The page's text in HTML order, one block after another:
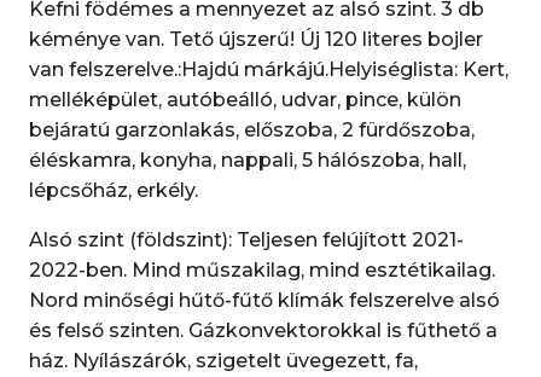
Kefni födémes a mennyezet az alsó szint. 3 db
kéménye van. Tető újszerű! Új 120 literes bojler
van felszerelve.:Hajdú márkájú.Helyiséglista: Kert,
melléképület, autóbeálló, udvar, pince, külön
bejáratú garzonlakás, előszoba, 2 fürdőszoba,
éléskamra, konyha, nappali, 5 hálószoba, hall,
lépcsőház, erkély.
Alsó szint (földszint): Teljesen felújított 2021-
2022-ben. Mind műszakilag, mind esztétikailag.
Nord minőségi hűtő-fűtő klímák felszerelve alsó
és felső szinten. Gázkonvektorokkal is fűthető a
ház. Nyílászárók, szigetelt üvegezett, fa,